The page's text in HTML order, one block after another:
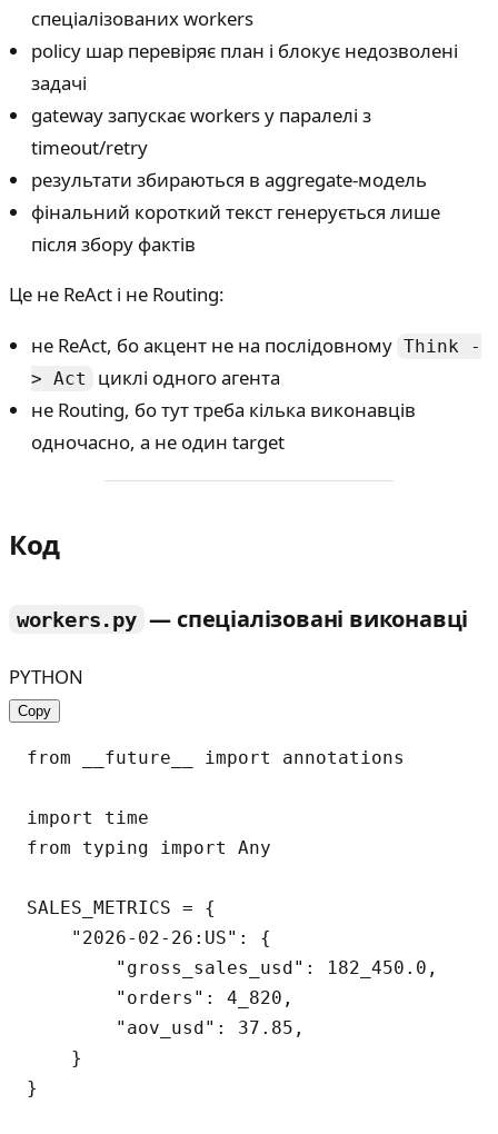
спеціалізованих workers
policy шар перевіряє план і блокує недозволені
задачі
gateway запускає workers у паралелі з
timeout/retry
результати збираються в aggregate-модель
фінальний короткий текст генерується лише
після збору фактів
Це не ReAct і не Routing:
не ReAct, бо акцент не на послідовному Think -
> Act
циклі одного агента
не Routing, бо тут треба кілька виконавців
одночасно, а не один target
Код
workers.py — спеціалізовані виконавці
PYTHON
Copy
from __future__ import annotations
import time
from typing import Any
SALES_METRICS = {
    "2026-02-26:US": {
        "gross_sales_usd": 182_450.0,
        "orders": 4_820,
        "aov_usd": 37.85,
    }
}